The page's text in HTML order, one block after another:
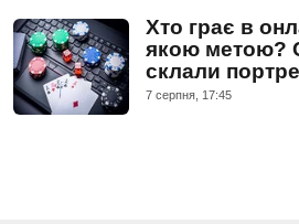
Хто грає в
якою метою?
склали
7 серпня, 17:45